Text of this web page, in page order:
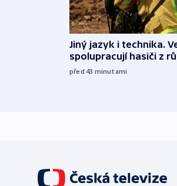
Jiný jazyk i technika.
spolupracují hasiči z
před 43 minutami